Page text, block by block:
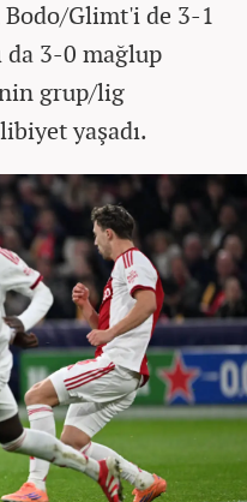
Bodo/Glimt'i de 3-1
da 3-0 mağlup
grup/lig
yaşadı.